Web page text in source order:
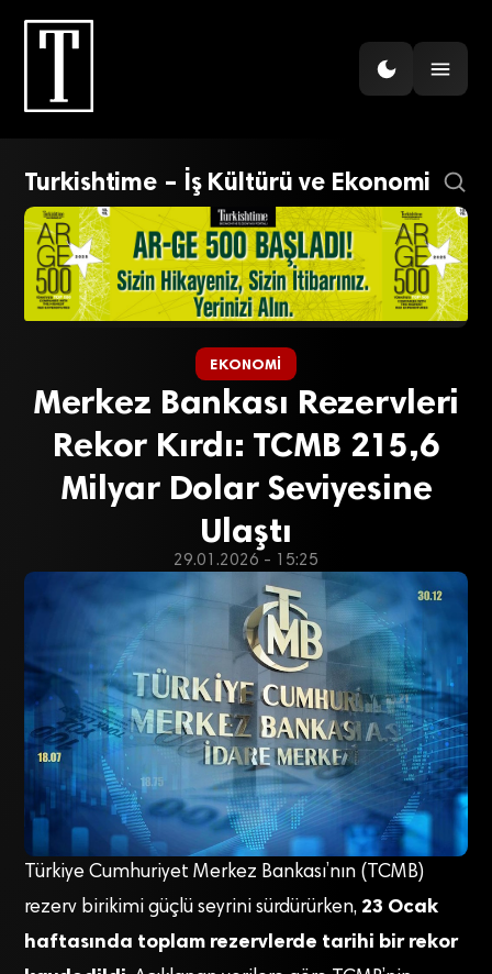
Turkishtime – İş Kültürü ve Ekonomi
EKONOMI
Merkez Bankası Rezervleri
Rekor Kırdı: TCMB 215,6
Milyar Dolar Seviyesine
Ulaştı
29.01.2026 - 15:25
Türkiye Cumhuriyet Merkez Bankası’nın (TCMB)
rezerv birikimi güçlü seyrini sürdürürken, 23 Ocak
haftasında toplam rezervlerde tarihi bir rekor